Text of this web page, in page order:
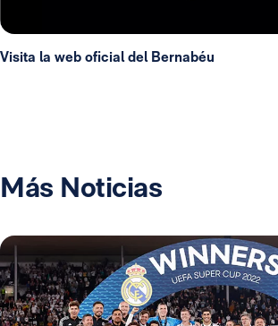
Visita la web oficial del Bernabéu
Más Noticias